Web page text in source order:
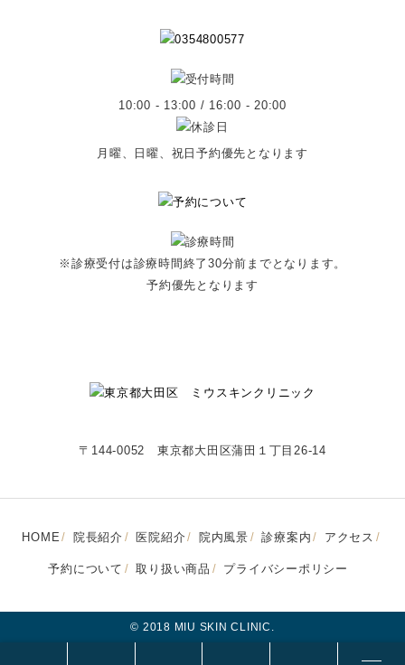
10:00 - 13:00 / 16:00 - 20:00
月曜、日曜、祝日予約優先となります
※診療受付は診療時間終了30分前までとなります。
予約優先となります
〒144-0052 東京都大田区蒲田１丁目26-14
HOME 院長紹介 医院紹介 院内風景 診療案内 アクセス
予約について 取り扱い商品 プライバシーポリシー
© 2018 MIU SKIN CLINIC.